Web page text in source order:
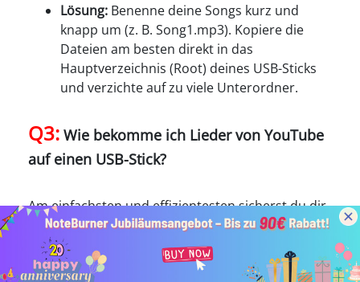
Lösung: Benenne deine Songs kurz und
knapp um (z. B. Song1.mp3). Kopiere die
Dateien am besten direkt in das
Hauptverzeichnis (Root) deines USB-Sticks
und verzichte auf zu viele Unterordner.
Q3: Wie bekomme ich Lieder von YouTube
auf einen USB-Stick?
Am einfachsten und effizientesten sicherst du dir
deine Musik mit dem in diesem Artikel
empfohlenen Desktop-ToolNoteBurner
. Damit
kannst du YouTube-Songs stapelweise als MP3